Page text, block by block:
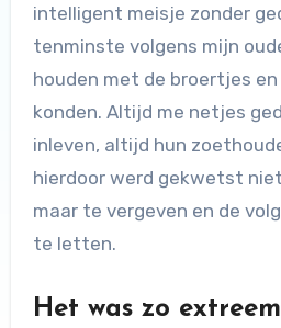
intelligent meisje zonder
tenminste volgens mijn
houden met de broertjes
konden. Altijd me netjes
inleven, altijd hun
hierdoor werd gekwetst
maar te vergeven en de
te letten.
Het was zo